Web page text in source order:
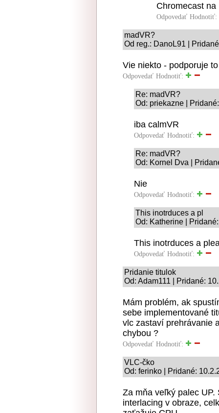
Chromecast
Odpovedať Hodnotiť:
madVR?
Od reg.: DanoL91 |
Vie niekto - podporuje
Odpovedať Hodnotiť:
Re: madVR?
Od: priekazne |
iba calmVR
Odpovedať Hodnotiť:
Re: madVR?
Od: Kornel Dva |
Nie
Odpovedať Hodnotiť:
This inotrduces a pl
Od: Katherine |
This inotrduces a
Odpovedať Hodnotiť:
Pridanie titulok
Od: Adam111 | Pridané:
Mám problém, ak
sebe implementované
vlc zastaví prehrávanie
chybou ?
Odpovedať Hodnotiť:
VLC-čko
Od: ferinko | Pridané:
Za mňa veľký palec
interlacing v obraze,